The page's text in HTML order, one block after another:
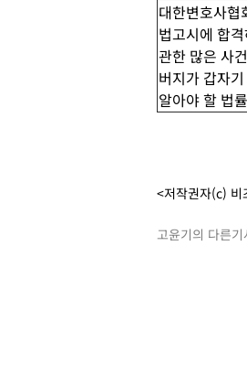
대한변호사협
법고시에 합
관한 많은 사
버지가 갑자
알아야 할 법
<저작권자(c) 비
고윤기의 다른기